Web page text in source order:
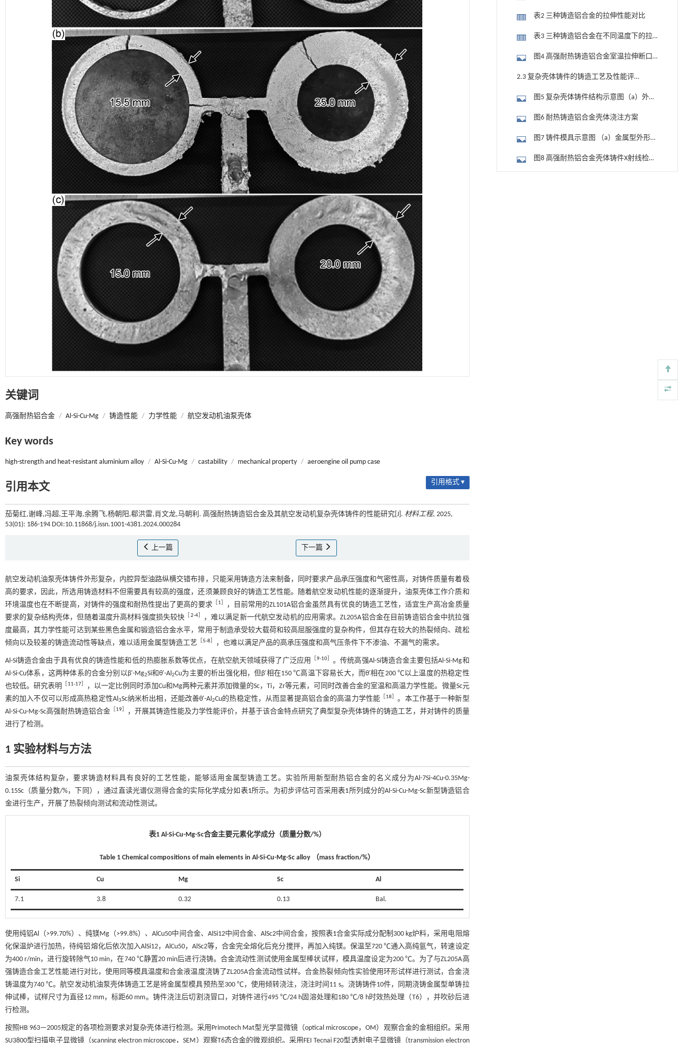
关键词
高强耐热铝合金 / Al-Si-Cu-Mg / 铸造性能 / 力学性能 / 航空发动机油泵壳体
Key words
high-strength and heat-resistant aluminium alloy / Al-Si-Cu-Mg / castability / mechanical property / aeroengine oil pump case
引用本文 引用格式 ▾
茄菊红,谢峰,冯超,王平海,余腾飞,杨朝阳,郗洪雷,肖文龙,马朝利. 高强耐热铸造铝合金及其航空发动机复杂壳体铸件的性能研究[J]. 材料工程, 2025,
53(01): 186-194 DOI:10.11868/j.issn.1001-4381.2024.000284
上一篇 下一篇
航空发动机油泵壳体铸件外形复杂，内腔异型油路纵横交错布排，只能采用铸造方法来制备，同时要求产品承压强度和气密性高，对铸件质量有着极
高的要求，因此，所选用铸造材料不但需要具有较高的强度，还须兼顾良好的铸造工艺性能。随着航空发动机性能的逐渐提升，油泵壳体工作介质和
环境温度也在不断提高，对铸件的强度和耐热性提出了更高的要求［ 1
，目前常用的ZL101A铝合金虽然具有优良的铸造工艺性，适宜生产高冶金质量
要求的复杂结构壳体，但随着温度升高材料强度损失较快
2-4］
，难以满足新一代航空发动机的应用需求。ZL205A铝合金在目前铸造铝合金中抗拉强
度最高，其力学性能可达到某些黑色金属和锻造铝合金水平，常用于制造承受较大载荷和较高屈服强度的复杂构件，但其存在较大的热裂倾向、疏松
倾向以及较差的铸造流动性等缺点，难以适用金属型铸造工艺
5-8 ，也难以满足产品的高承压强度和高气压条件下不渗油、不漏气的需求。
Al-Si铸造合金由于具有优良的铸造性能和低的热膨胀系数等优点，在航空航天领域获得了广泛应用 9-10］ 。传统高强Al-Si铸造合金主要包括Al-Si-Mg和
Al-Si-Cu体系，这两种体系的合金分别以β′-Mg2Si和θ′-Al2Cu为主要的析出强化相，但β′相在150 ℃高温下容易长大，而θ′相在200 ℃以上温度的热稳定性
也较低。研究表明
11-17
，以一定比例同时添加Cu和Mg两种元素并添加微量的Sc，Ti，Zr等元素，可同时改善合金的室温和高温力学性能。微量Sc元
素的加入不仅可以形成高热稳定性Al 3Sc纳米析出相，还能改善θ′-Al2Cu的热稳定性，从而显著提高铝合金的高温力学性能 18
。本工作基于一种新型
Al-Si-Cu-Mg-Sc高强耐热铸造铝合金
19
，开展其铸造性能及力学性能评价，并基于该合金特点研究了典型复杂壳体铸件的铸造工艺，并对铸件的质量
进行了检测。
1 实验材料与方法
油泵壳体结构复杂，要求铸造材料具有良好的工艺性能，能够适用金属型铸造工艺。实验所用新型耐热铝合金的名义成分为Al-7Si-4Cu-0.35Mg-
0.15Sc（质量分数/%，下同），通过直读光谱仪测得合金的实际化学成分如 表1所示。为初步评估可否采用表1所列成分的Al-Si-Cu-Mg-Sc新型铸造铝合
金进行生产，开展了热裂倾向测试和流动性测试。
表1 Al-Si-Cu-Mg-Sc合金主要元素化学成分（质量分数/%）
Table 1 Chemical compositions of main elements in Al-Si-Cu-Mg-Sc alloy （mass fraction/%）
Si Cu Mg Sc Al
7.1 3.8 0.32 0.13 Bal.
使用纯铝Al（>99.70%）、纯镁Mg（>99.8%）、AlCu50中间合金、AlSi12中间合金、AlSc2中间合金，按照表1合金实际成分配制300 kg炉料，采用电阻熔
化保温炉进行加热，待纯铝熔化后依次加入AlSi12，AlCu50，AlSc2等，合金完全熔化后充分搅拌，再加入纯镁。保温至720 ℃通入高纯氩气，转速设定
为400 r/min，进行旋转除气10 min，在740 ℃静置20 min后进行浇铸。合金流动性测试使用金属型棒状试样，模具温度设定为200 ℃。为了与ZL205A高
强铸造合金工艺性能进行对比，使用同等模具温度和合金液温度浇铸了ZL205A合金流动性试样。合金热裂倾向性实验使用环形试样进行测试，合金浇
铸温度为740 ℃。航空发动机油泵壳体铸造工艺是将金属型模具预热至300 ℃，使用倾转浇注，浇注时间11 s。浇铸铸件10件，同期浇铸金属型单铸拉
伸试棒，试样尺寸为直径12 mm，标距60 mm。铸件浇注后切割浇冒口，对铸件进行495 ℃/24 h固溶处理和180 ℃/8 h时效热处理（T6），并吹砂后进
行检测。
按照HB 963—2005规定的各项检测要求对复杂壳体进行检测。采用Primotech Mat型光学显微镜（optical microscope，OM）观察合金的金相组织。采用
SU3800型扫描电子显微镜（scanning electron microscope，SEM）观察T6态合金的微观组织。采用FEI Tecnai F20型透射电子显微镜（transmission electron
（b）铸态低倍组织以及新型耐热铝合金固
表2 三种铸造铝合金的拉伸性能对比
表3 三种铸造铝合金在不同温度下的拉
图4 高强耐热铸造铝合金室温拉伸断口
形貌（a），（b）疏松位置的断口形貌；
无疏松位置的断口形貌
2.3 复杂壳体铸件的铸造工艺及性能评
图5 复杂壳体铸件结构示意图（a）外形
结构；（b）内腔结构
图6 耐热铸造铝合金壳体浇注方案
图7 铸件模具示意图 （a）金属型外形模
具；（b），（c）壳芯模具
图8 高强耐热铝合金壳体铸件X射线检测
底片
用于背面供电网络的纯钌n-TSV加工与极致全干